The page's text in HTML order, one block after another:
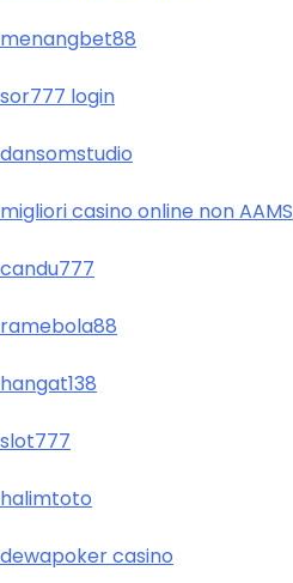
menangbet88
sor777 login
dansomstudio
migliori casino online non AAMS
candu777
ramebola88
hangat138
slot777
halimtoto
dewapoker casino